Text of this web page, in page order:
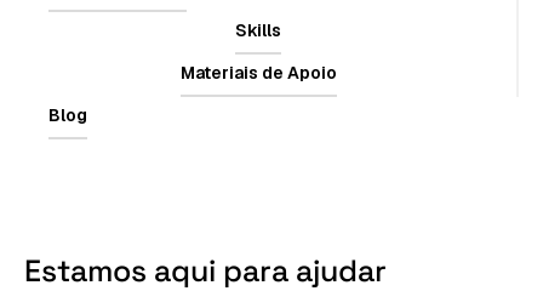
Skills
Materiais de Apoio
Blog
Estamos aqui para ajudar